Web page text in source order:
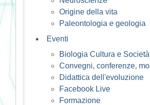
Origine della vita
Paleontologia e geologia
Eventi
Biologia Cultura e Società
Convegni, conferenze,
Didattica dell'evoluzione
Facebook Live
Formazione